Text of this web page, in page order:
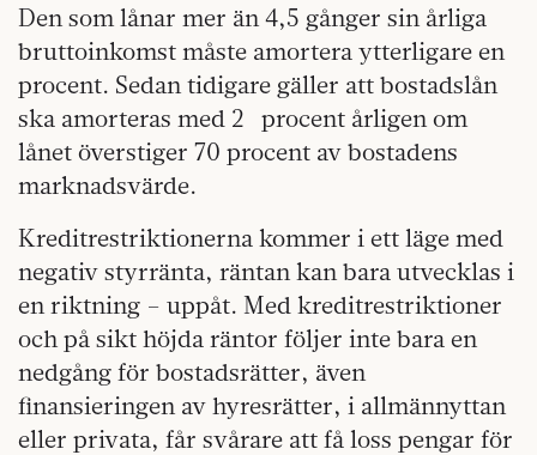
Den som lånar mer än 4,5 gånger sin årliga
bruttoinkomst måste amortera ytterligare en
procent. Sedan tidigare gäller att bostadslån
ska amorteras med 2 procent årligen om
lånet överstiger 70 procent av bostadens
marknadsvärde.
Kreditrestriktionerna kommer i ett läge med
negativ styrränta, räntan kan bara utvecklas i
en riktning – uppåt. Med kreditrestriktioner
och på sikt höjda räntor följer inte bara en
nedgång för bostadsrätter, även
finansieringen av hyresrätter, i allmännyttan
eller privata, får svårare att få loss pengar för